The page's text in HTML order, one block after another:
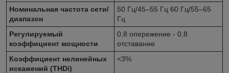
Номинальная частота сети/
диапазон
50 Гц/45–55 Гц 60 Гц/55–65
Гц
Регулируемый
коэффициент мощности
0,8 опережение - 0,8
отставание
Коэффициент нелинейных
искажений (THDi)
<3%